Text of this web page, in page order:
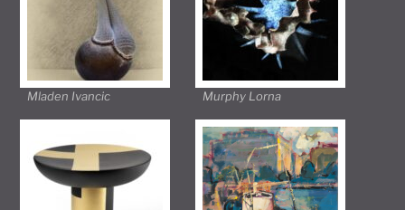
Mladen Ivancic Murphy Lorna